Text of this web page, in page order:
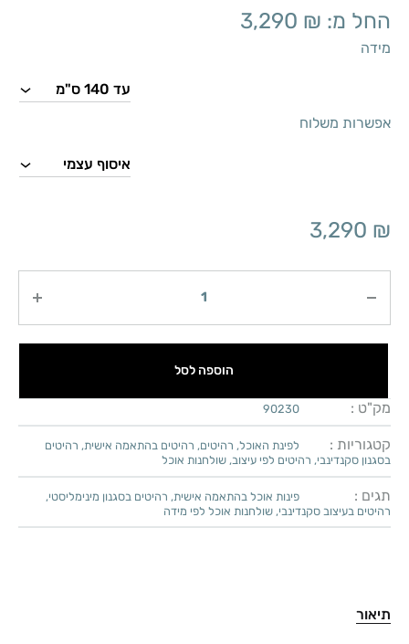
החל מ: 3,290 ₪
מידה
אפשרות משלוח
3,290 ₪
הוספה לסל
מק"ט : 90230
קטגוריות : לפינת האוכל, רהיטים, רהיטים בהתאמה אישית, רהיטים
בסגנון סקנדינבי, רהיטים לפי עיצוב, שולחנות אוכל
תגים : פינות אוכל בהתאמה אישית, רהיטים בסגנון מינימליסטי,
רהיטים בעיצוב סקנדינבי, שולחנות אוכל לפי מידה
תיאור